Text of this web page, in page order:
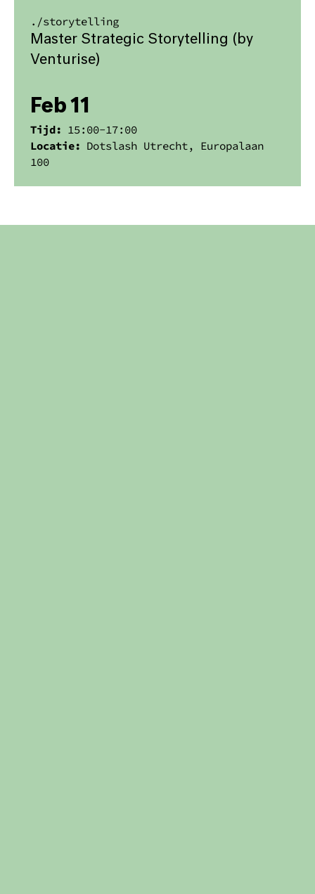
./storytelling
Master Strategic Storytelling (by
Venturise)
Feb 11
Tijd: 15:00-17:00
Locatie: Dotslash Utrecht, Europalaan
100